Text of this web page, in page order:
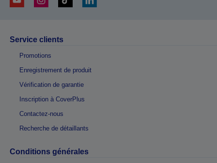
Service clients
Promotions
Enregistrement de produit
Vérification de garantie
Inscription à CoverPlus
Contactez-nous
Recherche de détaillants
Conditions générales